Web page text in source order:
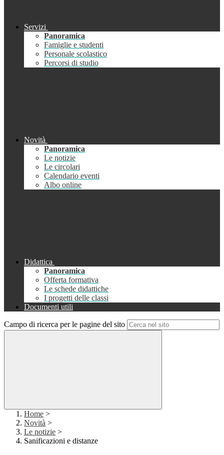
Servizi
Panoramica
Famiglie e studenti
Personale scolastico
Percorsi di studio
Novità
Panoramica
Le notizie
Le circolari
Calendario eventi
Albo online
Didattica
Panoramica
Offerta formativa
Le schede didattiche
I progetti delle classi
Documenti utili
Campo di ricerca per le pagine del sito
Home >
Novità >
Le notizie >
Sanificazioni e distanze